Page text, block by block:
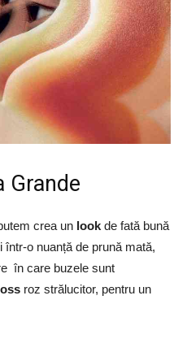
Grande
crea un look de fată bună
o nuanță de prună mată,
în care buzele sunt
roz strălucitor, pentru un